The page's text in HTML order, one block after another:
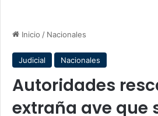
Inicio / Nacionales
Judicial Nacionales
Autoridades
extraña ave que